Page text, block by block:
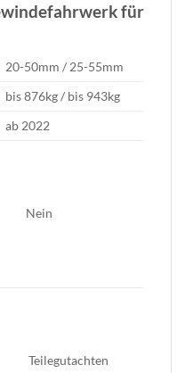
für
20-50mm / 25-55mm
bis 876kg / bis 943kg
ab 2022
Nein
Teilegutachten